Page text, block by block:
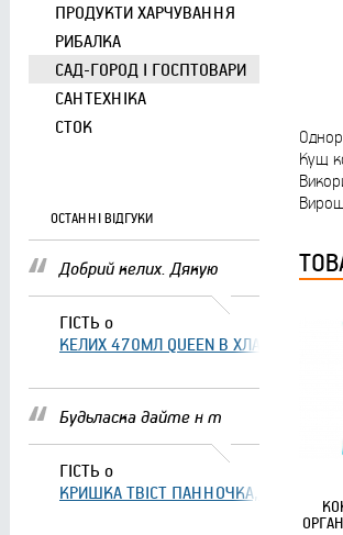
ПРОДУКТИ ХАРЧУВАННЯ
РИБАЛКА
САД-ГОРОД І ГОСПТОВАРИ
САНТЕХНІКА
СТОК
ОСТАННІ ВІДГУКИ
Добрий келих. Дякую
ГІСТЬ о
КЕЛИХ 470МЛ QUEEN В ХЛАМІНГО ТМ
Будьласка дайте н т
ГІСТЬ о
КРИШКА ТВІСТ ПАННОЧКА, ЩО
Кущ